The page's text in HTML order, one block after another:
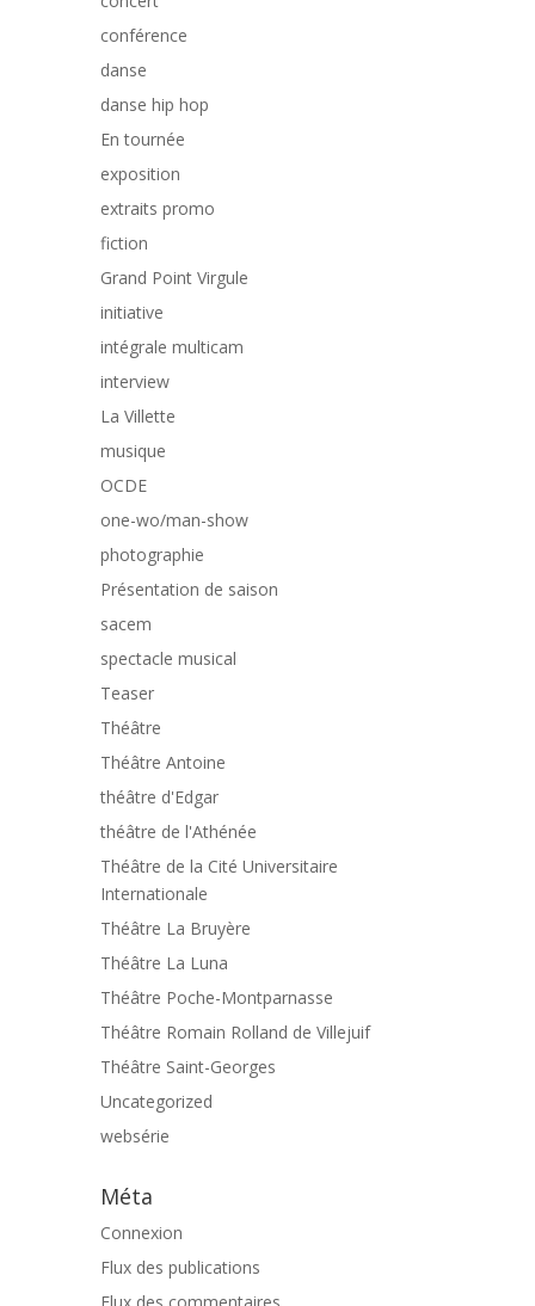
conférence
danse
danse hip hop
En tournée
exposition
extraits promo
fiction
Grand Point Virgule
initiative
intégrale multicam
interview
La Villette
musique
OCDE
one-wo/man-show
photographie
Présentation de saison
sacem
spectacle musical
Teaser
Théâtre
Théâtre Antoine
théâtre d'Edgar
théâtre de l'Athénée
Théâtre de la Cité Universitaire
Internationale
Théâtre La Bruyère
Théâtre La Luna
Théâtre Poche-Montparnasse
Théâtre Romain Rolland de Villejuif
Théâtre Saint-Georges
Uncategorized
websérie
Méta
Connexion
Flux des publications